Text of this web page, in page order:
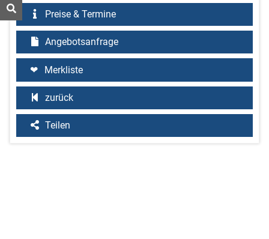
Preise & Termine
Angebotsanfrage
Merkliste
zurück
Teilen